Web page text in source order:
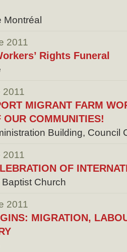
2011
Rights Funeral
2011
MIGRANT FARM
OUR COMMUNITIES!
Building, Council
2011
OF
Church
2011
MIGRATION,